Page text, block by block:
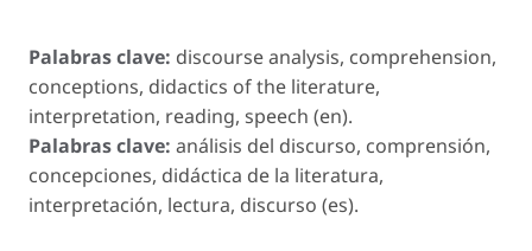
Palabras clave: discourse analysis, comprehension,
conceptions, didactics of the literature,
interpretation, reading, speech (en).
Palabras clave: análisis del discurso, comprensión,
concepciones, didáctica de la literatura,
interpretación, lectura, discurso (es).